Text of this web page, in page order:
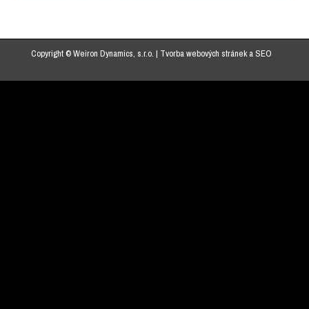
Copyright © Weiron Dynamics, s.r.o. | Tvorba webových stráneka SEO